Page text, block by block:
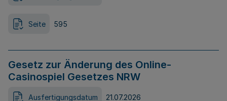
Seite 595
Gesetz zur Änderung des Online-
Casinospiel Gesetzes NRW
Ausfertigungsdatum 21.07.2026